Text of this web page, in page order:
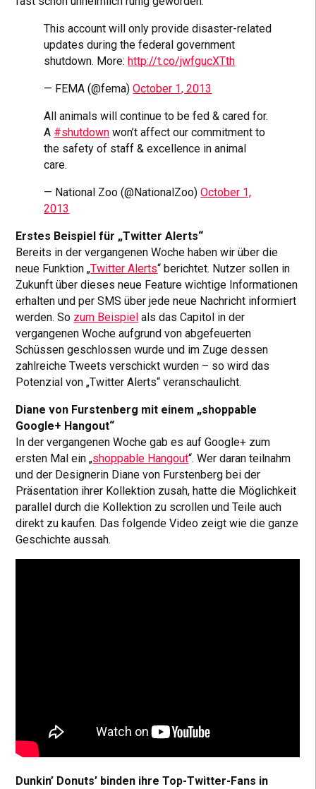
This account will only provide disaster-related
updates during the federal government
shutdown. More: http://t.co/jwfgucXTth
— FEMA (@fema)October 1, 2013
All animals will continue to be fed & cared for.
A #shutdown won’t affect our commitment to
the safety of staff & excellence in animal
care.
— National Zoo (@NationalZoo)October 1,
2013
Erstes Beispiel für „Twitter Alerts“
Bereits in der vergangenen Woche haben wir über die
neue Funktion „Twitter Alerts“ berichtet. Nutzer sollen in
Zukunft über dieses neue Feature wichtige Informationen
erhalten und per SMS über jede neue Nachricht informiert
werden. So zum Beispiel als das Capitol in der
vergangenen Woche aufgrund von abgefeuerten
Schüssen geschlossen wurde und im Zuge dessen
zahlreiche Tweets verschickt wurden – so wird das
Potenzial von „Twitter Alerts“ veranschaulicht.
Diane von Furstenberg mit einem „shoppable
Google+ Hangout“
In der vergangenen Woche gab es auf Google+ zum
ersten Mal ein „shoppable Hangout“. Wer daran teilnahm
und der Designerin Diane von Furstenberg bei der
Präsentation ihrer Kollektion zusah, hatte die Möglichkeit
parallel durch die Kollektion zu scrollen und Teile auch
direkt zu kaufen. Das folgende Video zeigt wie die ganze
Geschichte aussah.
Dunkin’ Donuts’ binden ihre Top-Twitter-Fans in